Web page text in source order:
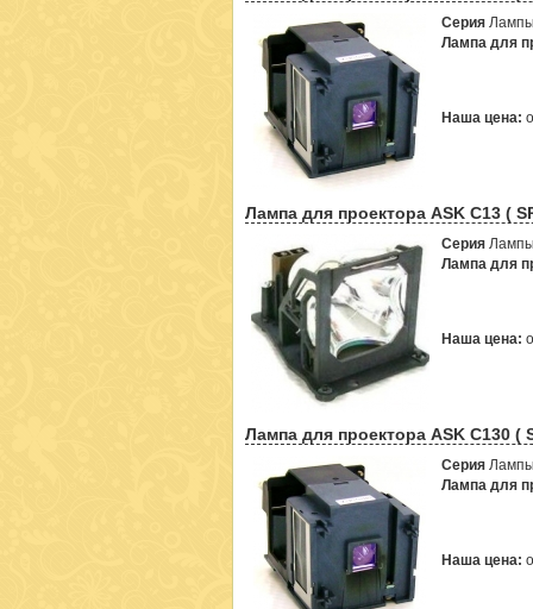
Серия
Лампа для
Наша цена:
Лампа для проектора ASK C13 (
Серия
Лампа для
Наша цена:
Лампа для проектора ASK C130 (
Серия
Лампа для
Наша цена: